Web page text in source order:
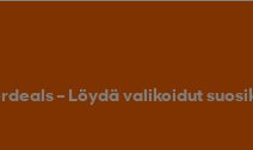
– Löydä valikoidut